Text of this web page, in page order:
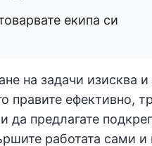
екипа си
на задачи изисква
правите ефективно,
да предлагате
работата сами